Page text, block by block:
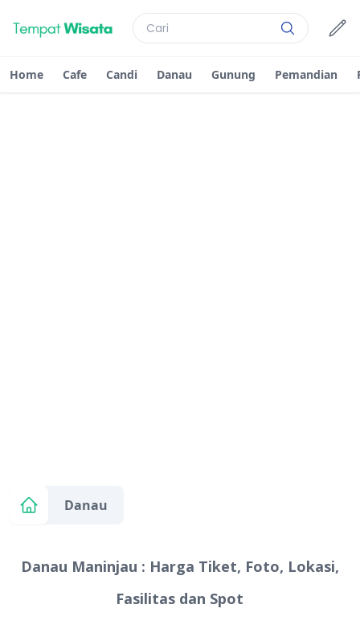
Home Cafe Candi Danau Gunung Pemandian
Danau
Danau Maninjau : Harga Tiket, Foto, Lokasi,
Fasilitas dan Spot